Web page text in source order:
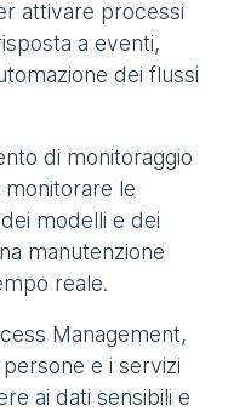
attivare processi
a eventi,
dei flussi
di monitoraggio
le
modelli e dei
manutenzione
reale.
Management,
e i servizi
ai dati sensibili e